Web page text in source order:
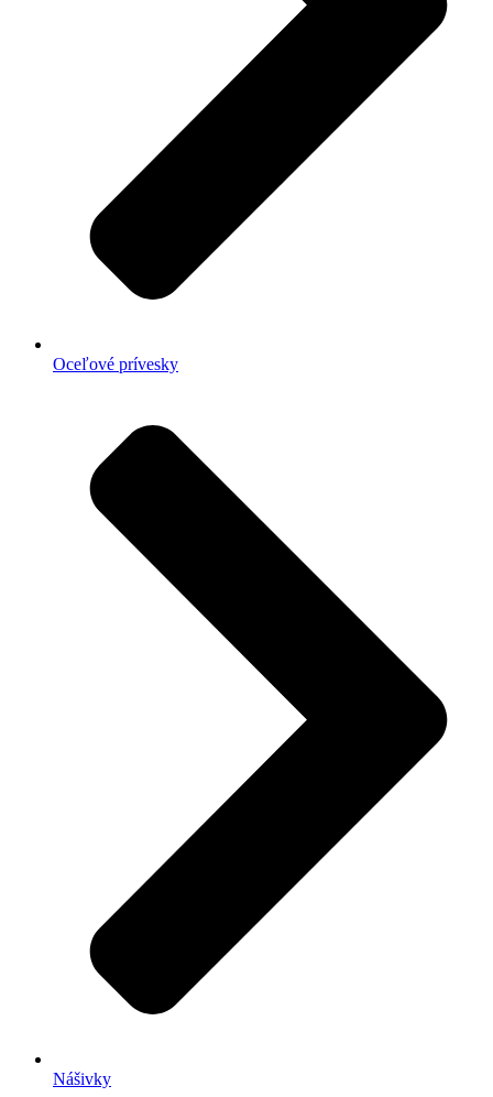
Oceľové prívesky
Nášivky